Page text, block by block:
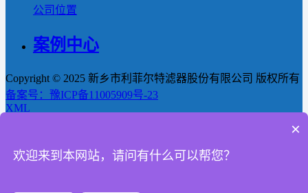
公司位置
案例中心
Copyright © 2025 新乡市利菲尔特滤器股份有限公司 版权所有
备案号：豫ICP备11005909号-23
XML
产品
新闻
×
欢迎来到本网站，请问有什么可以帮您？